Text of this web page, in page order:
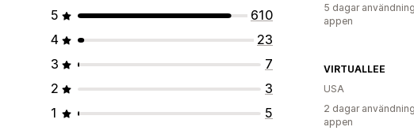
5
610
4
23
3
7
2
3
1
5
5 dagar
appen
VIRTUALLEE
USA
2 dagar
appen